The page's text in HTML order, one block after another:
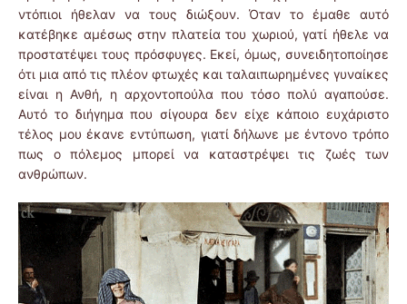
ντόπιοι ήθελαν να τους διώξουν. Όταν το έμαθε αυτό
κατέβηκε αμέσως στην πλατεία του χωριού, γατί ήθελε να
προστατέψει τους πρόσφυγες. Εκεί, όμως, συνειδητοποίησε
ότι μια από τις πλέον φτωχές και ταλαιπωρημένες γυναίκες
είναι η Ανθή, η αρχοντοπούλα που τόσο πολύ αγαπούσε.
Αυτό το διήγημα που σίγουρα δεν είχε κάποιο ευχάριστο
τέλος μου έκανε εντύπωση, γιατί δήλωνε με έντονο τρόπο
πως ο πόλεμος μπορεί να καταστρέψει τις ζωές των
ανθρώπων.